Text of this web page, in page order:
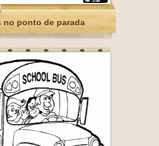
no ponto de parada